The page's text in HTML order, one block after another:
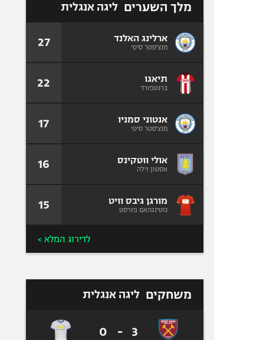
מלך השערים ליגה אנגלית
ארלינג האלנד
מנצ'סטר סיטי 27
תיאגו
ברנטפורד 22
אנטוני סמניו
מנצ'סטר סיטי 17
אולי ווטקינס
אסטון וילה 16
מורגן גיבס וויט
נוטינגהאם פורסט 15
לדירוג המלא >
משחקים ליגה אנגלית
3
-
0